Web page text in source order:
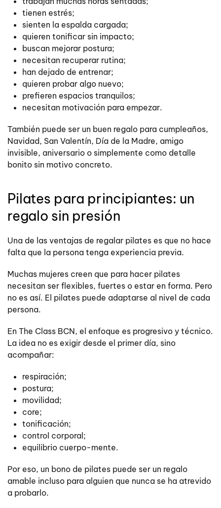
tienen estrés;
sienten la espalda cargada;
quieren tonificar sin impacto;
buscan mejorar postura;
necesitan recuperar rutina;
han dejado de entrenar;
quieren probar algo nuevo;
prefieren espacios tranquilos;
necesitan motivación para empezar.
También puede ser un buen regalo para cumpleaños,
Navidad, San Valentín, Día de la Madre, amigo
invisible, aniversario o simplemente como detalle
bonito sin motivo concreto.
Pilates para principiantes: un
regalo sin presión
Una de las ventajas de regalar pilates es que no hace
falta que la persona tenga experiencia previa.
Muchas mujeres creen que para hacer pilates
necesitan ser flexibles, fuertes o estar en forma. Pero
no es así. El pilates puede adaptarse al nivel de cada
persona.
En The Class BCN, el enfoque es progresivo y técnico.
La idea no es exigir desde el primer día, sino
acompañar:
respiración;
postura;
movilidad;
core;
tonificación;
control corporal;
equilibrio cuerpo-mente.
Por eso, un bono de pilates puede ser un regalo
amable incluso para alguien que nunca se ha atrevido
a probarlo.